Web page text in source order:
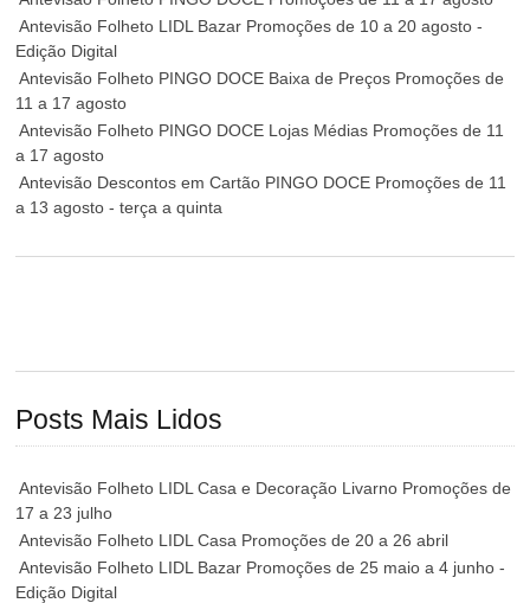
Antevisão Folheto LIDL Bazar Promoções de 10 a 20 agosto -
Edição Digital
Antevisão Folheto PINGO DOCE Baixa de Preços Promoções de
11 a 17 agosto
Antevisão Folheto PINGO DOCE Lojas Médias Promoções de 11
a 17 agosto
Antevisão Descontos em Cartão PINGO DOCE Promoções de 11
a 13 agosto - terça a quinta
Posts Mais Lidos
Antevisão Folheto LIDL Casa e Decoração Livarno Promoções de
17 a 23 julho
Antevisão Folheto LIDL Casa Promoções de 20 a 26 abril
Antevisão Folheto LIDL Bazar Promoções de 25 maio a 4 junho -
Edição Digital